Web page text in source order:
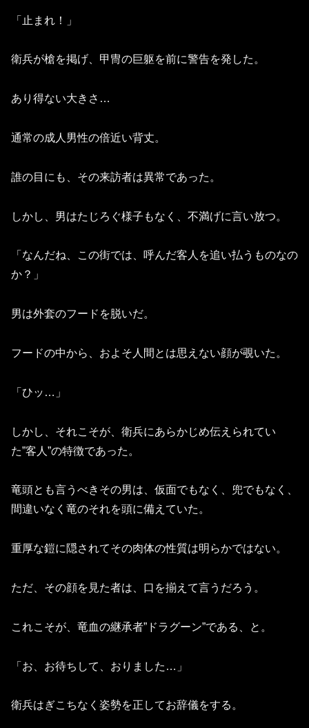
「止まれ！」
衛兵が槍を掲げ、甲冑の巨躯を前に警告を発した。
あり得ない大きさ…
通常の成人男性の倍近い背丈。
誰の目にも、その来訪者は異常であった。
しかし、男はたじろぐ様子もなく、不満げに言い放つ。
「なんだね、この街では、呼んだ客人を追い払うものなの
か？」
男は外套のフードを脱いだ。
フードの中から、およそ人間とは思えない顔が覗いた。
「ひッ…」
しかし、それこそが、衛兵にあらかじめ伝えられてい
た”客人”の特徴であった。
竜頭とも言うべきその男は、仮面でもなく、兜でもなく、
間違いなく竜のそれを頭に備えていた。
重厚な鎧に隠されてその肉体の性質は明らかではない。
ただ、その顔を見た者は、口を揃えて言うだろう。
これこそが、竜血の継承者”ドラグーン”である、と。
「お、お待ちして、おりました…」
衛兵はぎこちなく姿勢を正してお辞儀をする。